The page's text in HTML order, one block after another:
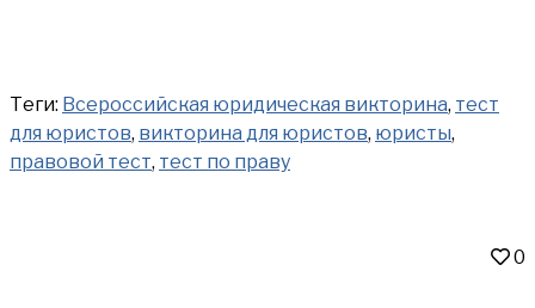
Теги: Всероссийская юридическая викторина, тест
для юристов, викторина для юристов, юристы,
правовой тест, тест по праву
0